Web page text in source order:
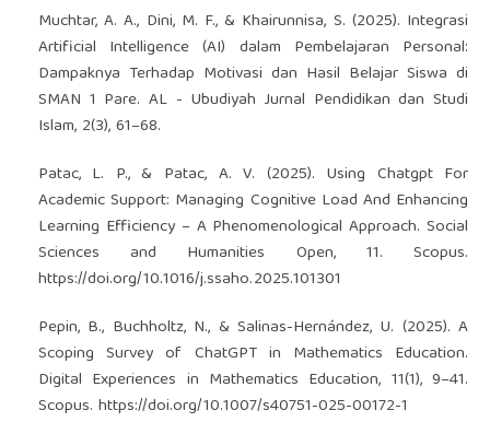
Muchtar, A. A., Dini, M. F., & Khairunnisa, S. (2025). Integrasi
Artificial Intelligence (AI) dalam Pembelajaran Personal:
Dampaknya Terhadap Motivasi dan Hasil Belajar Siswa di
SMAN 1 Pare. AL - Ubudiyah Jurnal Pendidikan dan Studi
Islam, 2(3), 61–68.
Patac, L. P., & Patac, A. V. (2025). Using Chatgpt For
Academic Support: Managing Cognitive Load And Enhancing
Learning Efficiency – A Phenomenological Approach. Social
Sciences and Humanities Open, 11. Scopus.
https://doi.org/10.1016/j.ssaho.2025.101301
Pepin, B., Buchholtz, N., & Salinas-Hernández, U. (2025). A
Scoping Survey of ChatGPT in Mathematics Education.
Digital Experiences in Mathematics Education, 11(1), 9–41.
Scopus. https://doi.org/10.1007/s40751-025-00172-1